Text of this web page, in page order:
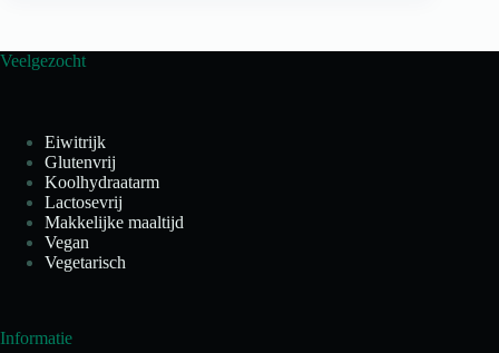
Veelgezocht
Eiwitrijk
Glutenvrij
Koolhydraatarm
Lactosevrij
Makkelijke maaltijd
Vegan
Vegetarisch
Informatie